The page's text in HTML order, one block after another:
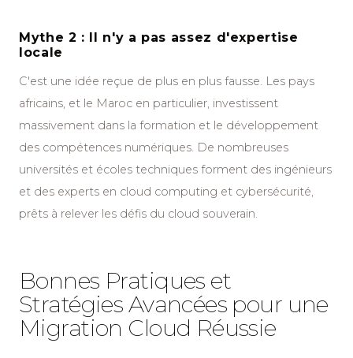
Mythe 2 : Il n'y a pas assez d'expertise
locale
C'est une idée reçue de plus en plus fausse. Les pays
africains, et le Maroc en particulier, investissent
massivement dans la formation et le développement
des compétences numériques. De nombreuses
universités et écoles techniques forment des ingénieurs
et des experts en cloud computing et cybersécurité,
prêts à relever les défis du cloud souverain.
Bonnes Pratiques et
Stratégies Avancées pour une
Migration Cloud Réussie